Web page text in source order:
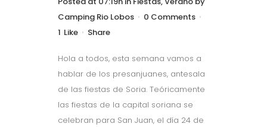
Camping Rio Lobos
0 Comments
1 Like Share
Hola a todos, esta semana vamos a
hablar de los presanjuanes, antesala
de las fiestas de Soria. Teóricamente
las fiestas de la capital soriana se
celebran para San Juan, el día 24 de